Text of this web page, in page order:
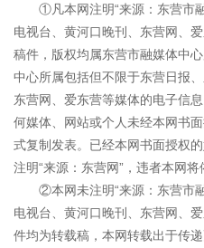
①凡本网注明“来源：东营市
电视台、黄河口晚刊、东营网、
稿件，版权均属东营市融媒体中
中心所属包括但不限于东营日报
东营网、爱东营等媒体的电子信
何媒体、网站或个人未经本网书
式复制发表。已经本网书面授权
注明“来源：东营网”，违者本网将
②本网未注明“来源：东营市
电视台、黄河口晚刊、东营网、
件均为转载稿，本网转载出于传